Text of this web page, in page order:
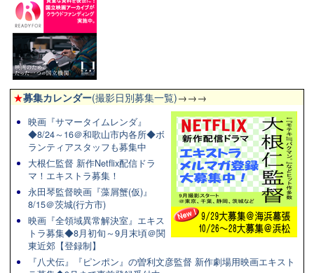
★募集カレンダー(撮影日別募集一覧)→→→
映画『サマータイムレンダ』
◆8/24～16＠和歌山市内各所◆ボ
ランティアスタッフも募集中
大根仁監督 新作Netflix配信ドラ
マ！エキストラ募集！
永田琴監督映画『藻屑蟹(仮)』
8/15＠茨城(行方市)
映画『全領域異常解決室』エキス
トラ募集◆8月初旬～9月末頃＠関
東近郊【登録制】
『八犬伝』『ピンポン』の曽利文彦監督 新作劇場用映画エキスト